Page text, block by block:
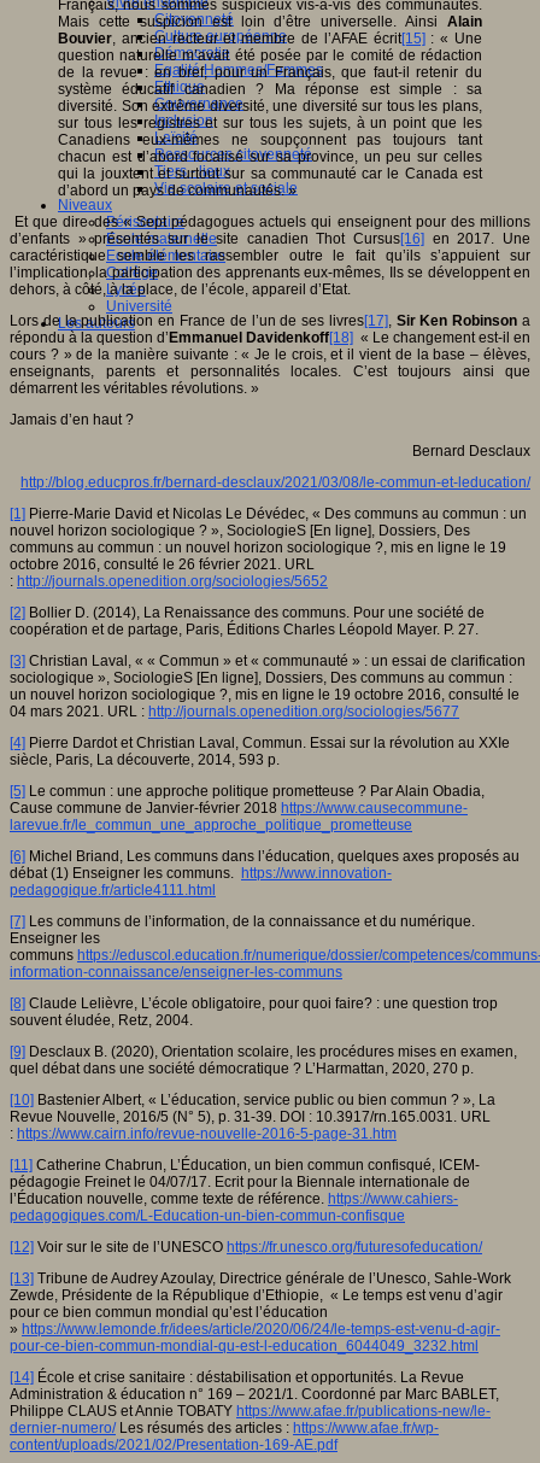
Citoyenneté
Culture européenne
Démocratie
Egalité Hommes/Femmes
Ethique
Gouvernance
Inclusion
Laïcité
Ressources citoyenneté
Tiers - lieux
Vie scolaire et sociale
Niveaux
Périscolaire
Ecole maternelle
Ecole élémentaire
Collège
Lycée
Université
Les auteurs
Français, nous sommes suspicieux vis-à-vis des communautés.
Mais cette suspicion est loin d’être universelle. Ainsi Alain
Bouvier, ancien recteur et membre de l’AFAE écrit[15] : « Une
question naturelle m’avait été posée par le comité de rédaction
de la revue : en bref, pour un Français, que faut-il retenir du
système éducatif canadien ? Ma réponse est simple : sa
diversité. Son extrême diversité, une diversité sur tous les plans,
sur tous les registres et sur tous les sujets, à un point que les
Canadiens eux-mêmes ne soupçonnent pas toujours tant
chacun est d’abord focalisé sur sa province, un peu sur celles
qui la jouxtent et surtout sur sa communauté car le Canada est
d’abord un pays de communautés. »
Et que dire des « Sept pédagogues actuels qui enseignent pour des millions
d’enfants » présentés sur le site canadien Thot Cursus[16] en 2017. Une
caractéristique semble les rassembler outre le fait qu’ils s’appuient sur
l’implication, la participation des apprenants eux-mêmes, Ils se développent en
dehors, à côté, à la place, de l’école, appareil d’Etat.
Lors de la publication en France de l’un de ses livres[17], Sir Ken Robinson a
répondu à la question d’ Emmanuel Davidenkoff[18] « Le changement est-il en
cours ? » de la manière suivante : « Je le crois, et il vient de la base – élèves,
enseignants, parents et personnalités locales. C’est toujours ainsi que
démarrent les véritables révolutions. »
Jamais d’en haut ?
Bernard Desclaux
http://blog.educpros.fr/bernard-desclaux/2021/03/08/le-commun-et-leducation/
[1] Pierre-Marie David et Nicolas Le Dévédec, « Des communs au commun : un
nouvel horizon sociologique ? », SociologieS [En ligne], Dossiers, Des
communs au commun : un nouvel horizon sociologique ?, mis en ligne le 19
octobre 2016, consulté le 26 février 2021. URL
: http://journals.openedition.org/sociologies/5652
[2] Bollier D. (2014), La Renaissance des communs. Pour une société de
coopération et de partage, Paris, Éditions Charles Léopold Mayer. P. 27.
[3] Christian Laval, « « Commun » et « communauté » : un essai de clarification
sociologique », SociologieS [En ligne], Dossiers, Des communs au commun :
un nouvel horizon sociologique ?, mis en ligne le 19 octobre 2016, consulté le
04 mars 2021. URL : http://journals.openedition.org/sociologies/5677
[4] Pierre Dardot et Christian Laval, Commun. Essai sur la révolution au XXIe
siècle, Paris, La découverte, 2014, 593 p.
[5] Le commun : une approche politique prometteuse ? Par Alain Obadia,
Cause commune de Janvier-février 2018 https://www.causecommune-
larevue.fr/le_commun_une_approche_politique_prometteuse
[6] Michel Briand, Les communs dans l’éducation, quelques axes proposés au
débat (1) Enseigner les communs. https://www.innovation-
pedagogique.fr/article4111.html
[7] Les communs de l’information, de la connaissance et du numérique.
Enseigner les
communs https://eduscol.education.fr/numerique/dossier/competences/
information-connaissance/enseigner-les-communs
[8] Claude Lelièvre, L’école obligatoire, pour quoi faire? : une question trop
souvent éludée, Retz, 2004.
[9] Desclaux B. (2020), Orientation scolaire, les procédures mises en examen,
quel débat dans une société démocratique ? L’Harmattan, 2020, 270 p.
[10] Bastenier Albert, « L’éducation, service public ou bien commun ? », La
Revue Nouvelle, 2016/5 (N° 5), p. 31-39. DOI : 10.3917/rn.165.0031. URL
: https://www.cairn.info/revue-nouvelle-2016-5-page-31.htm
[11] Catherine Chabrun, L’Éducation, un bien commun confisqué, ICEM-
pédagogie Freinet le 04/07/17. Ecrit pour la Biennale internationale de
l’Éducation nouvelle, comme texte de référence. https://www.cahiers-
pedagogiques.com/L-Education-un-bien-commun-confisque
[12] Voir sur le site de l’UNESCO https://fr.unesco.org/futuresofeducation/
[13] Tribune de Audrey Azoulay, Directrice générale de l’Unesco, Sahle-Work
Zewde, Présidente de la République d’Ethiopie, « Le temps est venu d’agir
pour ce bien commun mondial qu’est l’éducation
» https://www.lemonde.fr/idees/article/2020/06/24/le-temps-est-venu-d-agir-
pour-ce-bien-commun-mondial-qu-est-l-education_6044049_3232.html
[14] École et crise sanitaire : déstabilisation et opportunités. La Revue
Administration & éducation n° 169 – 2021/1. Coordonné par Marc BABLET,
Philippe CLAUS et Annie TOBATY https://www.afae.fr/publications-new/le-
dernier-numero/Les résumés des articles : https://www.afae.fr/wp-
content/uploads/2021/02/Presentation-169-AE.pdf